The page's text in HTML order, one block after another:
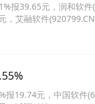
报39.65元，润和软
艾融软件
19.74元，中国软件